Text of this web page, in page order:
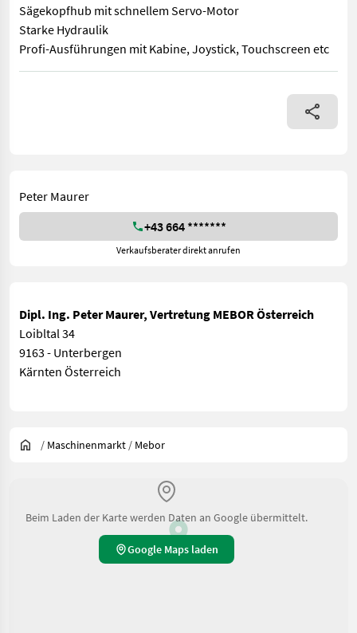
Sägekopfhub mit schnellem Servo-Motor
Starke Hydraulik
Profi-Ausführungen mit Kabine, Joystick, Touchscreen etc
Sehr robuste und extrem stark gebaute Bandsäge Ideal für
Peter Maurer
+43 664 *******
Verkaufsberater direkt anrufen
Dipl. Ing. Peter Maurer, Vertretung MEBOR Österreich
Loibltal 34
9163 - Unterbergen
Kärnten Österreich
/ Maschinenmarkt / Mebor
Beim Laden der Karte werden Daten an Google übermittelt.
Google Maps laden